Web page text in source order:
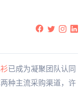
已成为凝聚团队认同
种主流采购渠道，许